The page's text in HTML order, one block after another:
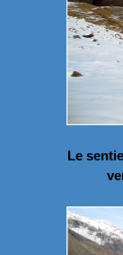
Le